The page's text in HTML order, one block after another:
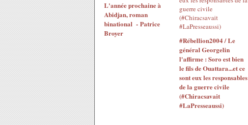
L'année prochaine à
Abidjan, roman
binational - Patrice
Broyer
#Rébellion2004 / Le
général Georgelin
l'affirme : Soro est bien
le fils de Ouattara...et ce
sont eux les responsables
de la guerre civile
(#Chiracsavait
#LaPresseaussi)